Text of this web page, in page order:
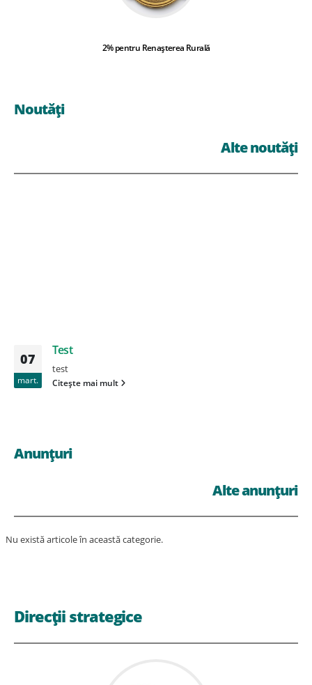
2% pentru Renașterea Rurală
Noutăți
Alte noutăți
07
mart.
Test
test
Citește mai mult
Anunțuri
Alte anunțuri
Nu există articole în această categorie.
Direcții strategice